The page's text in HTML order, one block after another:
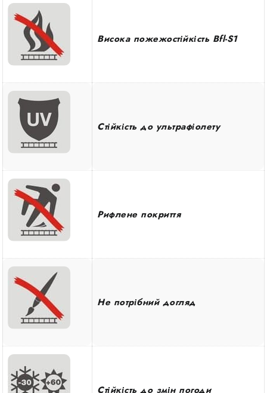
Висока пожежостійкість Bfl-S1
Стійкість до ультрафіолету
Рифлене покриття
Не потрібний догляд
Стійкість до змін погоди